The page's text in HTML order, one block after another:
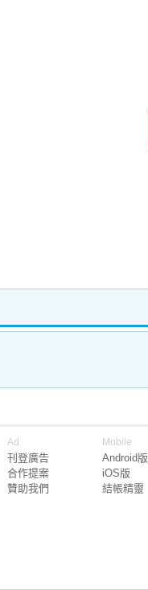
Ad
刊登廣告
合作提案
贊助我們
Mobile
Android版
iOS版
結帳精靈